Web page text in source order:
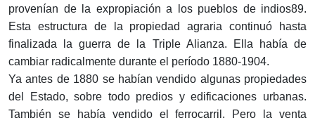
provenían de la expropiación a los pueblos de indios89.
Esta estructura de la propiedad agraria continuó hasta
finalizada la guerra de la Triple Alianza. Ella había de
cambiar radicalmente durante el período 1880-1904.
Ya antes de 1880 se habían vendido algunas propiedades
del Estado, sobre todo predios y edificaciones urbanas.
También se había vendido el ferrocarril. Pero la venta